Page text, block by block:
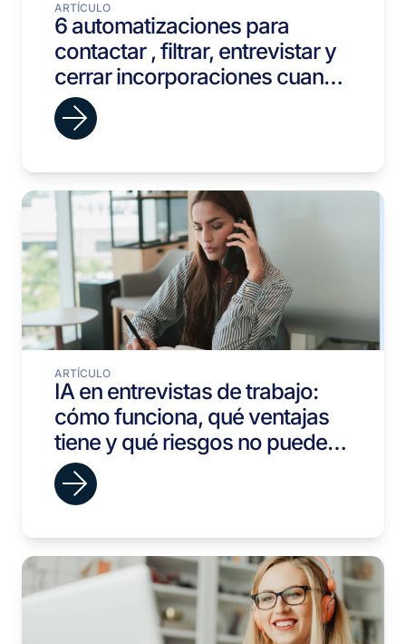
ARTÍCULO
6 automatizaciones para
contactar , filtrar, entrevistar y
cerrar incorporaciones cuando
el volumen sube
ARTÍCULO
IA en entrevistas de trabajo:
cómo funciona, qué ventajas
tiene y qué riesgos no puedes
ignorar